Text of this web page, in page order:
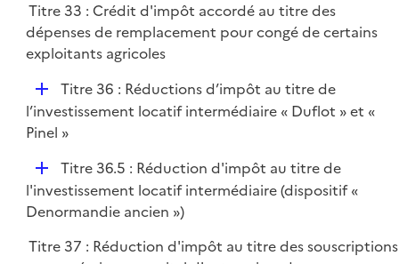
r
Titre 33 : Crédit d'impôt accordé au titre des
dépenses de remplacement pour congé de certains
exploitants agricoles
D
é
p
e
r
Titre 36 : Réductions d’impôt au titre de
l’investissement locatif intermédiaire « Duflot » et «
Pinel »
D
é
p
i
Titre 36.5 : Réduction d'impôt au titre de
l'investissement locatif intermédiaire (dispositif «
Denormandie ancien »)
Titre 37 : Réduction d'impôt au titre des souscriptions